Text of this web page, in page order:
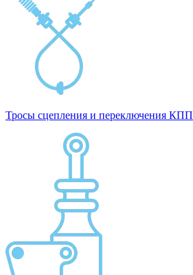
Тросы сцепления и переключения КПП